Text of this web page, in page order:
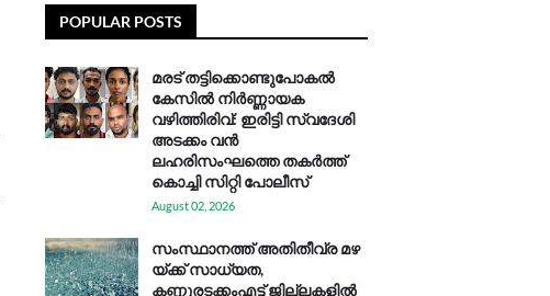
POPULAR POSTS
മരട് തട്ടിക്കൊണ്ടുപോകൽ
കേസിൽ നിർണ്ണായക
വഴിത്തിരിവ്: ഇരിട്ടി സ്വദേശി
അടക്കം വൻ
ലഹരിസംഘത്തെ തകർത്ത്
കൊച്ചി സിറ്റി പോലീസ്
August 02, 2026
സം​സ്ഥാ​ന​ത്ത് അ​തി​തീ​വ്ര മ​ഴ​
യ്ക്ക് സാ​ധ്യ​ത,
കണ്ണൂരടക്കംഎ​ട്ട് ജി​ല്ല​ക​ളി​ൽ